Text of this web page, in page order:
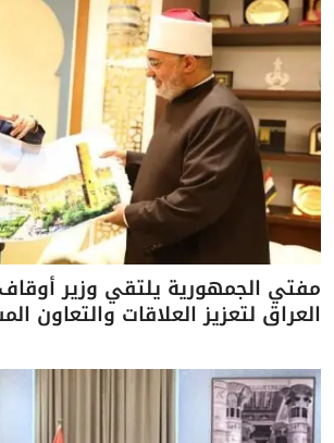
مفتي الجمهورية يلتقي وزير
العراق لتعزيز العلاقات والتعاون